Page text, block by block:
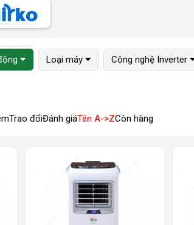
Loại máy Công nghệ Inverter
Trao đổiĐánh giáTên A->ZCòn hàng